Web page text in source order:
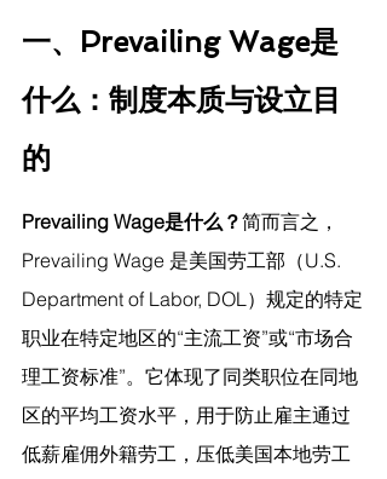
一、Prevailing Wage是
什么：制度本质与设立目
的
Prevailing Wage是什么？简而言之，
Prevailing Wage 是美国劳工部（U.S.
Department of Labor, DOL）规定的特定
职业在特定地区的“主流工资”或“市场合
理工资标准”。它体现了同类职位在同地
区的平均工资水平，用于防止雇主通过
低薪雇佣外籍劳工，压低美国本地劳工